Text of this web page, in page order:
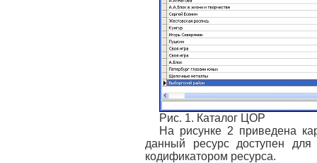
Рис. 1. Каталог ЦОР
На рисунке 2 приведена
данный ресурс доступен
кодификатором ресурса.